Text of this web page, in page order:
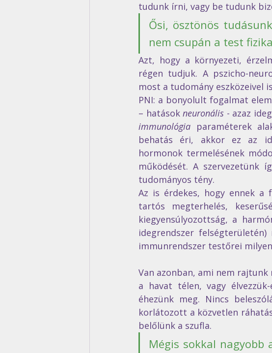
tudunk írni, vagy be tudunk
Ősi, ösztönös
nem csupán a test
Azt, hogy a környezeti,
régen tudjuk. A pszicho-
most a tudomány eszközeivel
PNI: a bonyolult fogalmat
– hatások neuronális
immunológia paraméterek
behatás éri, akkor ez az
hormonok termelésének
működését. A szervezetünk
tudományos tény.
Az is érdekes, hogy ennek a
tartós megterhelés,
kiegyensúlyozottság, a
idegrendszer
immunrendszer testőrei
Van azonban, ami nem rajtunk
a havat télen, vagy
éhezünk meg. Nincs
korlátozott a közvetlen
belőlünk a szufla.
Mégis sokkal nagyobb